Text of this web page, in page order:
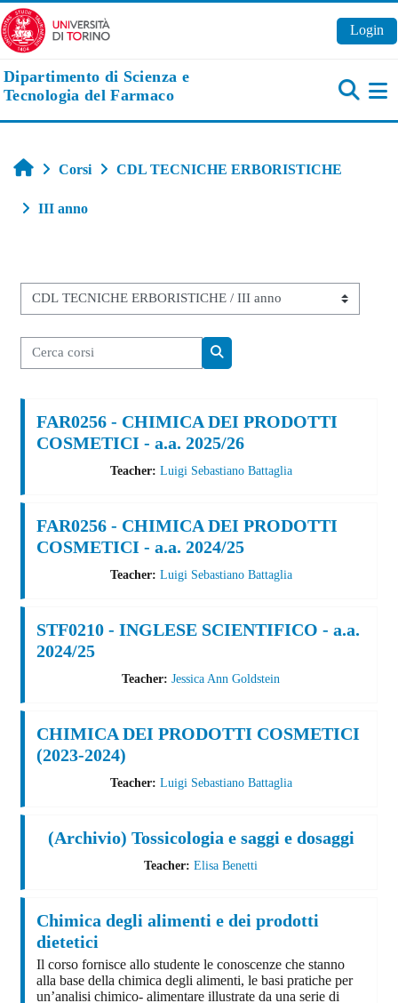
Vai al contenuto principale
Login
Dipartimento di Scienza e
Tecnologia del Farmaco
Home
Corsi CDL TECNICHE ERBORISTICHE
III anno
Categorie di corso
Cerca corsi
FAR0256 - CHIMICA DEI PRODOTTI
COSMETICI - a.a. 2025/26
Teacher: Luigi Sebastiano Battaglia
FAR0256 - CHIMICA DEI PRODOTTI
COSMETICI - a.a. 2024/25
Teacher: Luigi Sebastiano Battaglia
STF0210 - INGLESE SCIENTIFICO - a.a.
2024/25
Teacher: Jessica Ann Goldstein
CHIMICA DEI PRODOTTI COSMETICI
(2023-2024)
Teacher: Luigi Sebastiano Battaglia
(Archivio) Tossicologia e saggi e dosaggi
Teacher: Elisa Benetti
Chimica degli alimenti e dei prodotti
dietetici
Il corso fornisce allo studente le conoscenze che stanno
alla base della chimica degli alimenti, le basi pratiche per
un’analisi chimico- alimentare illustrate da una serie di